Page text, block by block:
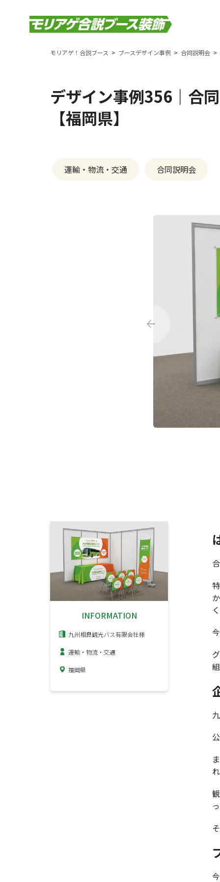
モリアゲ！合説ブース ブースデザイン事例 合同説明会
デザイン事例356｜合
【福岡県】
運輸・物流・交通 合同説明会
INFORMATION
九州相良観光バス有限会社様
運輸・物流・交通
福岡県